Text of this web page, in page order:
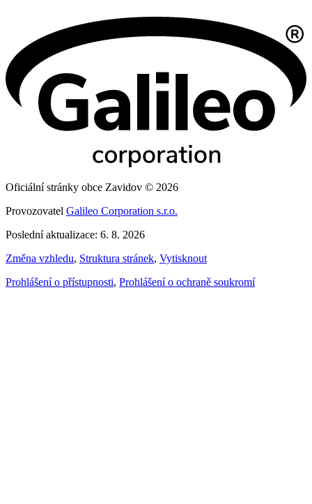
Oficiální stránky obce Zavidov © 2026
Provozovatel Galileo Corporation s.r.o.
Poslední aktualizace: 6. 8. 2026
Změna vzhledu, Struktura stránek, Vytisknout
Prohlášení o přístupnosti, Prohlášení o ochraně soukromí